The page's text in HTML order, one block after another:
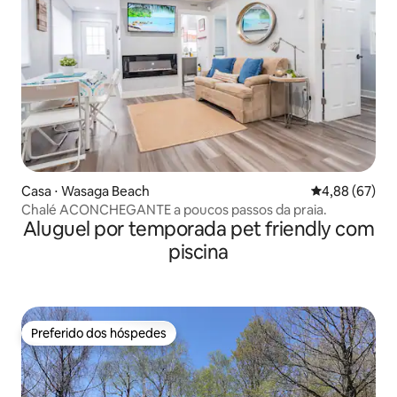
Casa ⋅ Wasaga Beach 4,88 de uma
4,88 (67)
Chalé ACONCHEGANTE a poucos passos da praia.
Aluguel por temporada pet friendly com
piscina
Preferido dos hóspedes
Preferido dos hóspedes